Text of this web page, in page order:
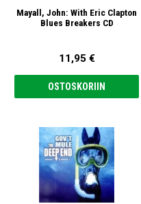
Mayall, John: With Eric Clapton
Blues Breakers CD
11,95 €
OSTOSKORIIN